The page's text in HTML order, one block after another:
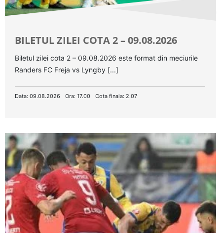
BILETUL ZILEI COTA 2 – 09.08.2026
Biletul zilei cota 2 – 09.08.2026 este format din meciurile
Randers FC Freja vs Lyngby [...]
Data: 09.08.2026 Ora: 17.00 Cota finala: 2.07